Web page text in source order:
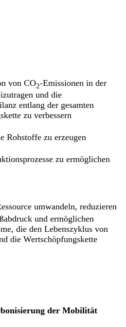
von CO2-Emissionen in der
und die
entlang der gesamten
zu verbessern
Rohstoffe zu erzeugen
zu ermöglichen
umwandeln, reduzieren
und ermöglichen
die den Lebenszyklus von
die Wertschöpfungskette
der Mobilität